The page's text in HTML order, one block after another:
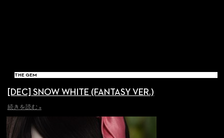
THE GEM
[DEC] SNOW WHITE (FANTASY VER.)
続きを読む »